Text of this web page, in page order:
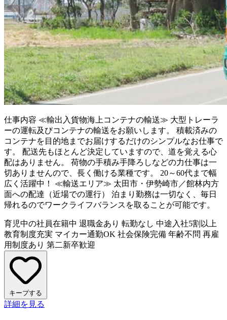
仕事内容 ≪輸出入貨物海上コンテナの輸送≫ 大型トレーラ
ーの運転及びコンテナの輸送をお願いします。 積載済みの
コンテナを目的地までお届けするだけのシンプルなお仕事で
す。 配送先もほとんど決定していますので、道を覚える心
配はありません。 荷物の手積み手降ろしなどの力仕事は一
切ありませんので、長く働ける業種です。 20～60代まで幅
広く活躍中！ ≪輸送エリア≫ 太田市・伊勢崎市／館林内方
面への配達（近場での運行） 泊まり勤務は一切なく、毎日
帰れるのでワークライフバランスを取ることが可能です。
育児中の社員在籍中 退職金あり 転勤なし 中途入社5割以上
教育制度充実 マイカー通勤OK 社会保険完備 年齢不問 再雇
用制度あり 第二新卒歓迎
キープする
詳細を見る